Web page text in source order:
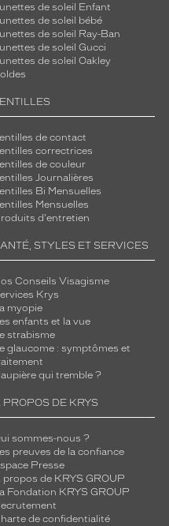
de soleil Enfant
de soleil bébé
de soleil Ray-Ban
de soleil Gucci
de soleil Oakley
de contact
correctrices
de couleur
Journalières
Bi Mensuelles
Mensuelles
d'entretien
STYLES ET SERVICES
Conseils Visagisme
Krys
myopie
enfants et la vue
strabisme
glaucome : symptômes et
qui tremble ?
PROPOS DE KRYS
sommes-nous ?
preuves de la confiance
Presse
propos de KRYS GROUP
Fondation KRYS GROUP
de confidentialité